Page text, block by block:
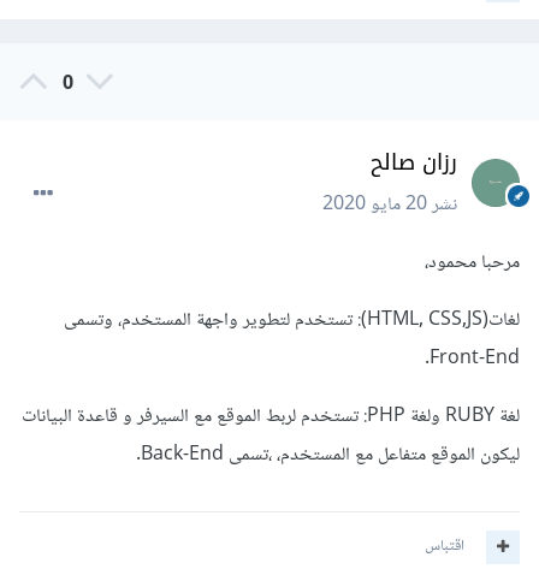
0
رزان صالح
نشر20 مايو 2020
مرحبا محمود،
لغات(HTML, CSS,JS): تستخدم لتطوير واجهة المستخدم، وتسمى
Front-End.
لغة RUBY ولغة PHP: تستخدم لربط الموقع مع السيرفر و قاعدة البيانات
ليكون الموقع متفاعل مع المستخدم، ،تسمى Back-End.
اقتباس